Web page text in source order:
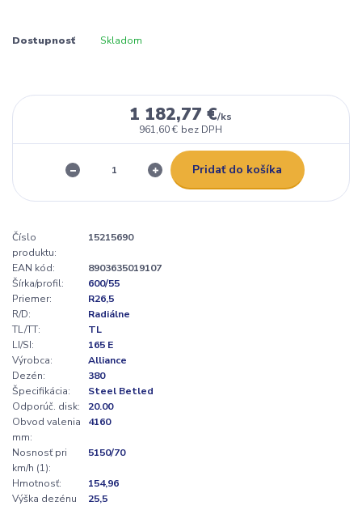
Dostupnosť Skladom
1 182,77 €/ks
961,60 € bez DPH
Pridať do košíka
Číslo
produktu:
15215690
EAN kód:
8903635019107
Šírka/profil:
600/55
Priemer:
R26,5
R/D:
Radiálne
TL/TT:
TL
LI/SI:
165 E
Výrobca:
Alliance
Dezén:
380
Špecifikácia:
Steel Betled
Odporúč. disk:
20.00
Obvod valenia
mm:
4160
Nosnosť pri
km/h (1):
5150/70
Hmotnosť:
154,96
Výška dezénu
25,5